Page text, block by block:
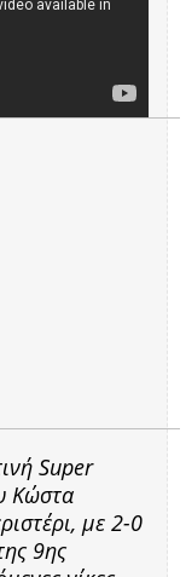
Super
Κώστα
με 2-0
9ης